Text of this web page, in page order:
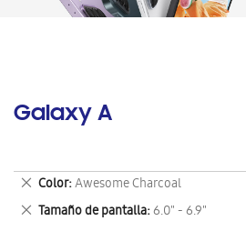
Galaxy A
Color Awesome Charcoal
Eliminar
este
artículo
Tamaño de pantalla 6.0" - 6.9"
Eliminar